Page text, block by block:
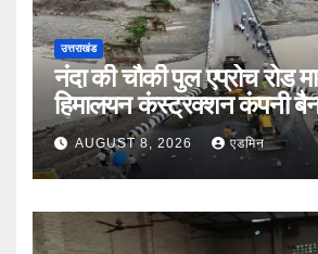
उत्तराखंड
नंदा की चौकी पुल एप्रोच रोड
हिमालयन कंस्ट्रक्शन कंपनी
भी एक्शन
AUGUST 8, 2026 एडमिन